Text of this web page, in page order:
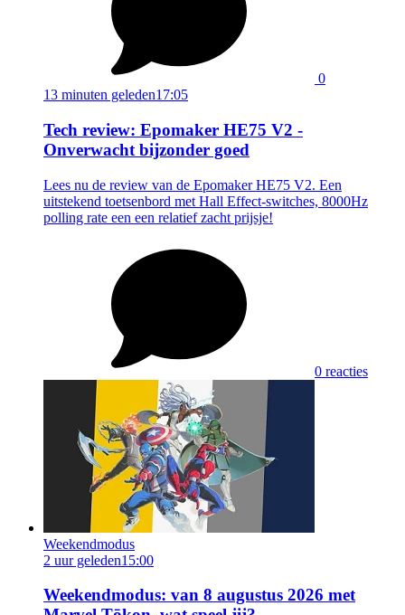
0
13 minuten geleden17:05
Tech review: Epomaker HE75 V2 -
Onverwacht bijzonder goed
Lees nu de review van de Epomaker HE75 V2. Een
uitstekend toetsenbord met Hall Effect-switches, 8000Hz
polling rate een een relatief zacht prijsje!
0 reacties
Weekendmodus
2 uur geleden15:00
Weekendmodus: van 8 augustus 2026 met